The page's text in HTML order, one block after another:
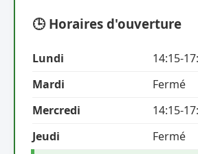
🕒 Horaires d'ouverture
Lundi
14:15-
Mardi
Fermé
Mercredi
14:15-
Jeudi
Fermé